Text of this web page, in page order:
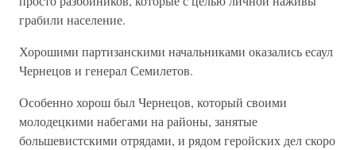
грабили население.
Хорошими партизанскими начальниками оказались есаул
Чернецов и генерал Семилетов.
Особенно хорош был Чернецов, который своими
молодецкими набегами на районы, занятые
большевистскими отрядами, и рядом геройских дел скоро